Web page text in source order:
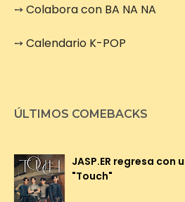
➙Colabora con BA NA NA
➙Calendario K-POP
ÚLTIMOS COMEBACKS
JASP.ER regresa con
"Touch"